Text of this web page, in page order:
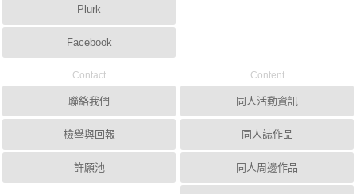
Plurk
Facebook
Contact
聯絡我們
檢舉與回報
許願池
Content
同人活動資訊
同人誌作品
同人周邊作品